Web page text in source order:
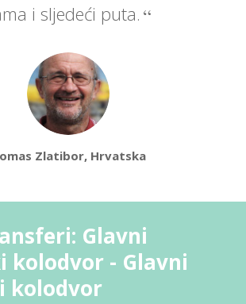
i sljedeći puta.
Zlatibor, Hrvatska
Glavni
kolodvor - Glavni
kolodvor